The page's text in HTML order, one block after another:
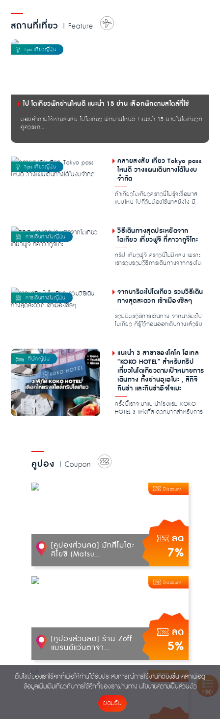
INDEX
สถานที่เที่ยว | Feature
ไป โตเกียวพักย่านไหนดี แนะนำ 15 ย่าน เลือกพักตามสไตล์ที่ใช่
ตอบคำถามให้หายสงสัย ไปโตเกียว พักย่านไหนดี ! แนะนำ 15 ย่านในโตเกียวที่
คู่ควรแก...
คลายสงสัย เที่ยว Tokyo pass
ไหนดี วางแผนเดินทางได้ในงบ
จำกัด
ถ้าเที่ยวโตเกียวคราวนี้ไม่รู้จะซื้อพาส
แบบไหน ไปกี่วันต้องใช้พาสยังไง มี
วิธีเดินทางสุดประหยัดจาก
โตเกียว เที่ยวฟูจิ ที่คาวากูจิโกะ
ทริป เที่ยวฟูจิ คราวนี้ไม่มีหลง เพราะ
เรารวบรวมวิธีการเดินทางจากกรุงโต
จากนาริตะไปโตเกียว รวมวิธีเดิน
ทางสุดสะดวก เข้าเมืองชิลๆ
รวมมิตรวิธีการเดินทาง จากนาริตะไป
โตเกียว ที่รู้ไว้ก่อนออกเดินทางแล้วรับ
แนะนำ 3 สาขาของโคโค โฮเทล
“KOKO HOTEL” สำหรับทริป
เที่ยวในโตเกียวตามเป้าหมายการ
เดินทาง ทั้งย่านอุเอโนะ , สึกิจิ
กินซ่า และกินซ่าอิจโจเมะ
ครั้งนี้เราจะมาแนะนำโรงแรม KOKO
HOTEL 3 แห่งที่สะดวกมากสำหรับการ
คูปอง | Coupon
ลด
7%
Discount
[คูปองส่วนลด] มัทสึโมโตะ
คิโยชิ (Matsu...
ลด
5%
Discount
[คูปองส่วนลด] ร้าน Zoff
แบรนด์แว่นตาจา...
Discount
เว็บไซต์ของเราใช้คุกกี้เพื่อให้ท่านได้รับประสบการณ์การใช้งานที่ดียิ่งขึ้น คลิกเพื่อดู
ข้อมูลเพิ่มเติมเกี่ยวกับการใช้คุ๊กกี้ของเราผ่านทาง นโยบายความเป็นส่วนตัว
ยอมรับ